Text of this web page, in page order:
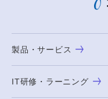
製品・サービス
IT研修・ラーニング